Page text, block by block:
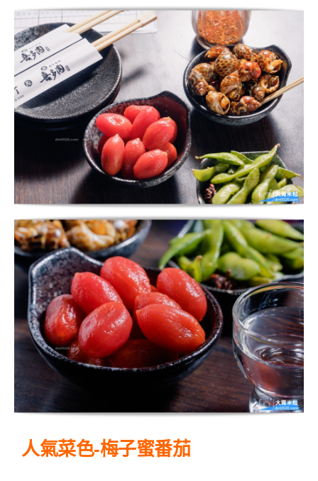
人氣菜色-梅子蜜番茄